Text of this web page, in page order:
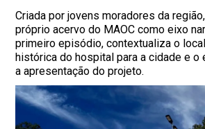
Criada por jovens moradores da
próprio acervo do MAOC como eixo
primeiro episódio, contextualiza o
histórica do hospital para a cidade e o
a apresentação do projeto.